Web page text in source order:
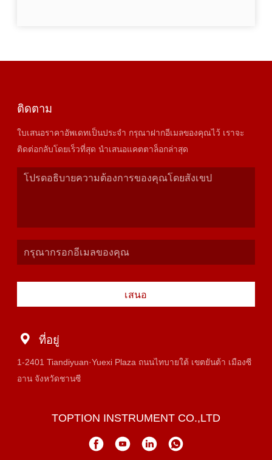
ติดตาม
ใบเสนอราคาอัพเดทเป็นประจำ กรุณาฝากอีเมลของคุณไว้ เราจะ
ติดต่อกลับโดยเร็วที่สุด นำเสนอแคตตาล็อกล่าสุด
เสนอ
ที่อยู่
1-2401 Tiandiyuan·Yuexi Plaza ถนนไทบายใต้ เขตยันต้า เมืองซี
อาน จังหวัดชานซี
TOPTION INSTRUMENT CO.,LTD